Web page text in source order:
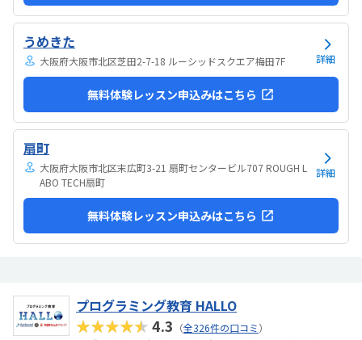
うめきた
大阪府大阪市北区芝田2-7-18 ルーシッドスクエア梅田7F 詳細
無料体験レッスン申込みはこちら
扇町
大阪府大阪市北区末広町3-21 扇町センタービル707 ROUGH L
ABO TECH扇町
詳細
無料体験レッスン申込みはこちら
プログラミング教育 HALLO
★★★★★4.3 （全326件の口コミ）